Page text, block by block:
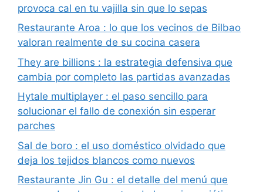
provoca cal en tu vajilla sin que lo sepas
Restaurante Aroa : lo que los vecinos de Bilbao
valoran realmente de su cocina casera
They are billions : la estrategia defensiva que
cambia por completo las partidas avanzadas
Hytale multiplayer : el paso sencillo para
solucionar el fallo de conexión sin esperar
parches
Sal de boro : el uso doméstico olvidado que
deja los tejidos blancos como nuevos
Restaurante Jin Gu : el detalle del menú que